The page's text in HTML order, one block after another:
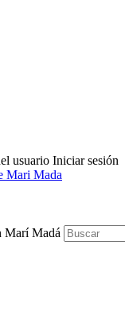
Iniciar sesión